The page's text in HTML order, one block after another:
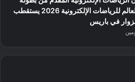
كأس العالم للرياضات الإلكترونية 2026 يستقطب
في باريس